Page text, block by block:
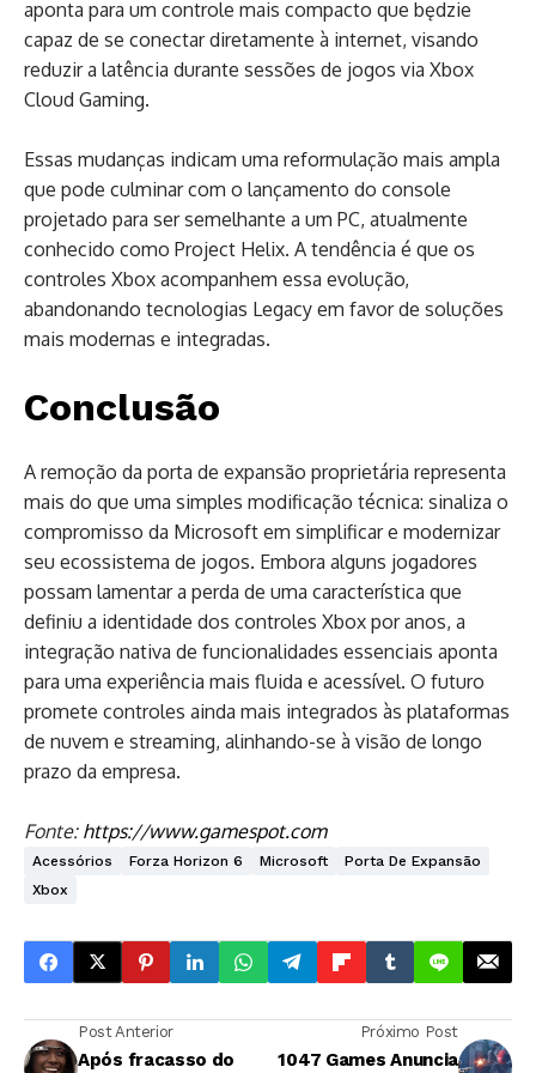
aponta para um controle mais compacto que będzie
capaz de se conectar diretamente à internet, visando
reduzir a latência durante sessões de jogos via Xbox
Cloud Gaming.
Essas mudanças indicam uma reformulação mais ampla
que pode culminar com o lançamento do console
projetado para ser semelhante a um PC, atualmente
conhecido como Project Helix. A tendência é que os
controles Xbox acompanhem essa evolução,
abandonando tecnologias Legacy em favor de soluções
mais modernas e integradas.
Conclusão
A remoção da porta de expansão proprietária representa
mais do que uma simples modificação técnica: sinaliza o
compromisso da Microsoft em simplificar e modernizar
seu ecossistema de jogos. Embora alguns jogadores
possam lamentar a perda de uma característica que
definiu a identidade dos controles Xbox por anos, a
integração nativa de funcionalidades essenciais aponta
para uma experiência mais fluida e acessível. O futuro
promete controles ainda mais integrados às plataformas
de nuvem e streaming, alinhando-se à visão de longo
prazo da empresa.
Fonte: https://www.gamespot.com
Acessórios Forza Horizon 6 Microsoft
Porta De Expansão
Xbox
Post Anterior
Após fracasso do
Próximo Post
1047 Games Anuncia